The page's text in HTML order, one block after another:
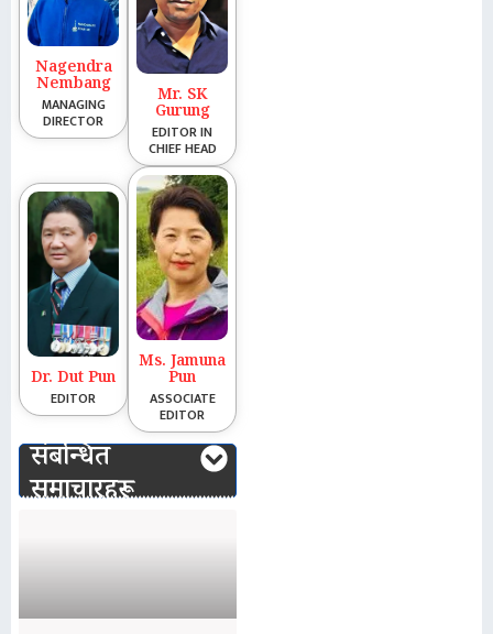
Nagendra
Nembang
MANAGING
DIRECTOR
Mr. SK
Gurung
EDITOR IN
CHIEF HEAD
Dr. Dut Pun
EDITOR
Ms. Jamuna
Pun
ASSOCIATE
EDITOR
संबन्धित
समाचारहरू